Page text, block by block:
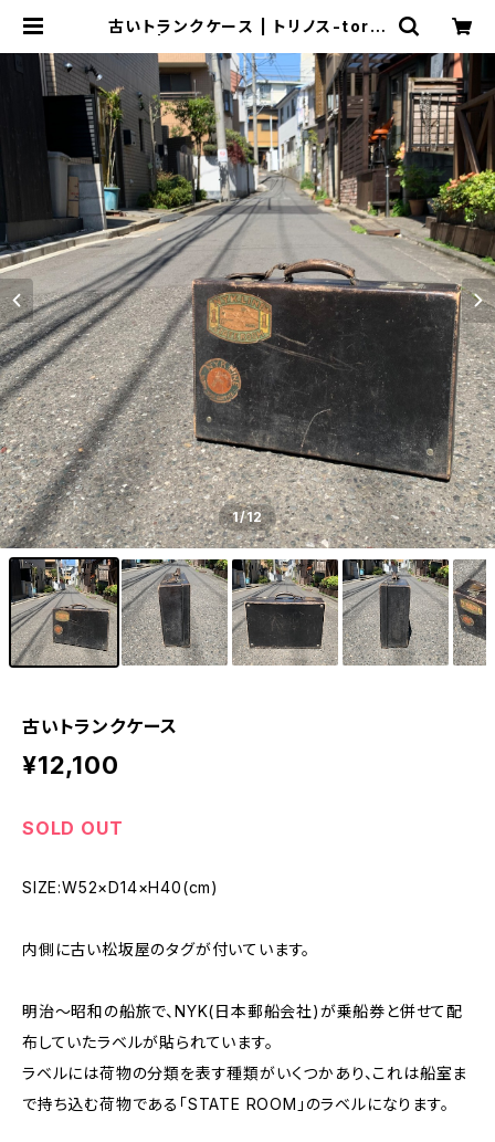
古いトランクケース | トリノス-torin
ョップ・古着
1/12
古いトランクケース
¥12,100
SOLD OUT
SIZE:W52×D14×H40(cm)
内側に古い松坂屋のタグが付いています。
明治〜昭和の船旅で、NYK(日本郵船会社)が乗船券と併せて配
布していたラベルが貼られています。
ラベルには荷物の分類を表す種類がいくつかあり、これは船室ま
で持ち込む荷物である「STATE ROOM」のラベルになります。